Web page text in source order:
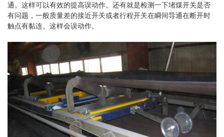
通。这样可以有效的提高误动作。还有就是检测一下堵煤开关是否
有问题，一般质量差的接近开关或者行程开关在瞬间导通在断开时
触点有黏连。这样会误动作。